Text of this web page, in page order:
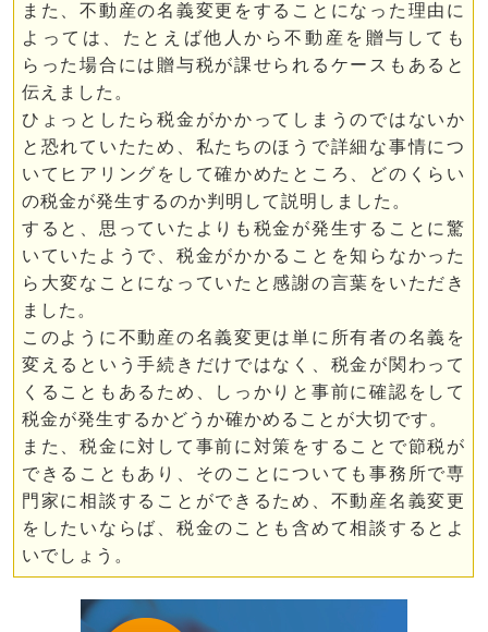
また、不動産の名義変更をすることになった理由に
よっては、たとえば他人から不動産を贈与しても
らった場合には贈与税が課せられるケースもあると
伝えました。
ひょっとしたら税金がかかってしまうのではないか
と恐れていたため、私たちのほうで詳細な事情につ
いてヒアリングをして確かめたところ、どのくらい
の税金が発生するのか判明して説明しました。
すると、思っていたよりも税金が発生することに驚
いていたようで、税金がかかることを知らなかった
ら大変なことになっていたと感謝の言葉をいただき
ました。
このように不動産の名義変更は単に所有者の名義を
変えるという手続きだけではなく、税金が関わって
くることもあるため、しっかりと事前に確認をして
税金が発生するかどうか確かめることが大切です。
また、税金に対して事前に対策をすることで節税が
できることもあり、そのことについても事務所で専
門家に相談することができるため、不動産名義変更
をしたいならば、税金のことも含めて相談するとよ
いでしょう。